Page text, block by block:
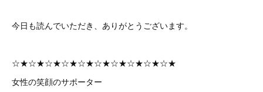
今日も読んでいただき、ありがとうございます。
☆★☆★☆★☆★☆★☆★☆★☆★☆★☆★
女性の笑顔のサポーター